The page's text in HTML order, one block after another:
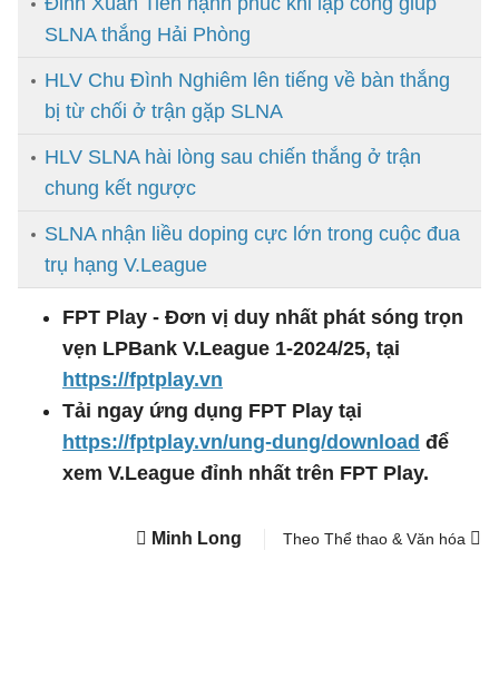
SLNA thắng Hải Phòng
HLV Chu Đình Nghiêm lên tiếng về bàn thắng
bị từ chối ở trận gặp SLNA
HLV SLNA hài lòng sau chiến thắng ở trận
chung kết ngược
SLNA nhận liều doping cực lớn trong cuộc đua
trụ hạng V.League
FPT Play - Đơn vị duy nhất phát sóng trọn
vẹn LPBank V.League 1-2024/25, tại
https://fptplay.vn
Tải ngay ứng dụng FPT Play tại
https://fptplay.vn/ung-dung/download để
xem V.League đỉnh nhất trên FPT Play.
Minh Long Theo Thể thao & Văn hóa